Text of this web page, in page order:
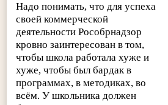
Надо понимать, что для успеха
своей коммерческой
деятельности Рособрнадзор
кровно заинтересован в том,
чтобы школа работала хуже и
хуже, чтобы был бардак в
программах, в методиках, во
всём. У школьника должен